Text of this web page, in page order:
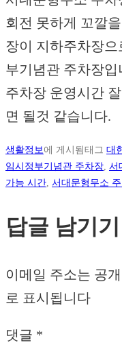
회전 못하게 꼬깔
장이 지하주차장
부기념관 주차장
주차장 운영시간
면 될것 같습니다.
생활정보에 게시됨태그 대
임시정부기념관 주차장 서
가능 시간 서대문형무소
답글 남기기
이메일 주소는 공
로 표시됩니다
댓글 *